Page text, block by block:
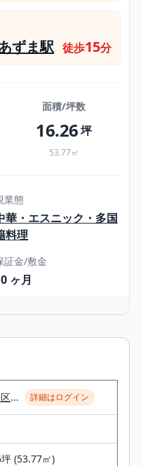
ずま駅 徒歩15分
面積/坪数
16.26坪
53.77㎡
業態
華・エスニック・多国
料理
証金/敷金
ヶ月
... 詳細はログイン
(53.77㎡)